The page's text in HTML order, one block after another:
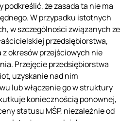
podkreślić, że zasada ta nie ma
W przypadku istotnych
w szczególności związanych ze
przedsiębiorstwa,
okresów przejściowych nie
Przejęcie przedsiębiorstwa
uzyskanie nad nim
lub włączenie go w struktury
koniecznością ponownej,
statusu MŚP, niezależnie od